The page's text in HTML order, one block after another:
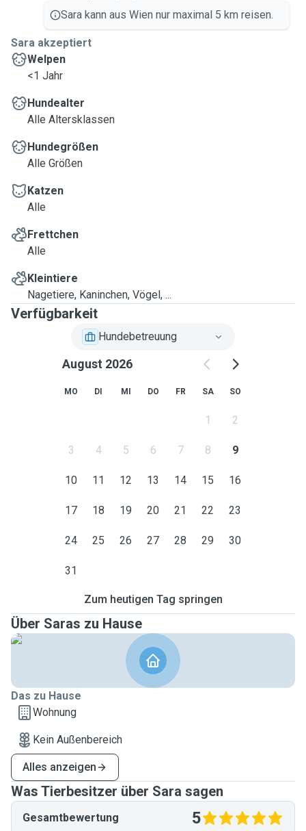
Sara kann aus Wien nur maximal 5 km reisen.
Sara akzeptiert
Welpen
<1 Jahr
Hundealter
Alle Altersklassen
Hundegrößen
Alle Größen
Katzen
Alle
Frettchen
Alle
Kleintiere
Nagetiere, Kaninchen, Vögel, ...
Verfügbarkeit
Hundebetreuung
August 2026
MO DI MI DO FR SA SO
1 2
3 4 5 6 7 8 9
10 11 12 13 14 15 16
17 18 19 20 21 22 23
24 25 26 27 28 29 30
31
Zum heutigen Tag springen
Über Saras zu Hause
Das zu Hause
Wohnung
Kein Außenbereich
Alles anzeigen
Was Tierbesitzer über Sara sagen
Gesamtbewertung 5